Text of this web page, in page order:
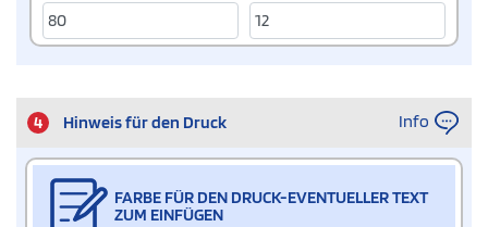
4 Hinweis für den Druck Info
FARBE FÜR DEN DRUCK-EVENTUELLER TEXT
ZUM EINFÜGEN